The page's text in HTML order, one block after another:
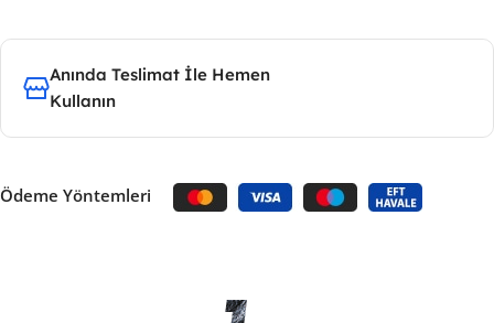
Anında Teslimat İle Hemen
Kullanın
Ödeme Yöntemleri